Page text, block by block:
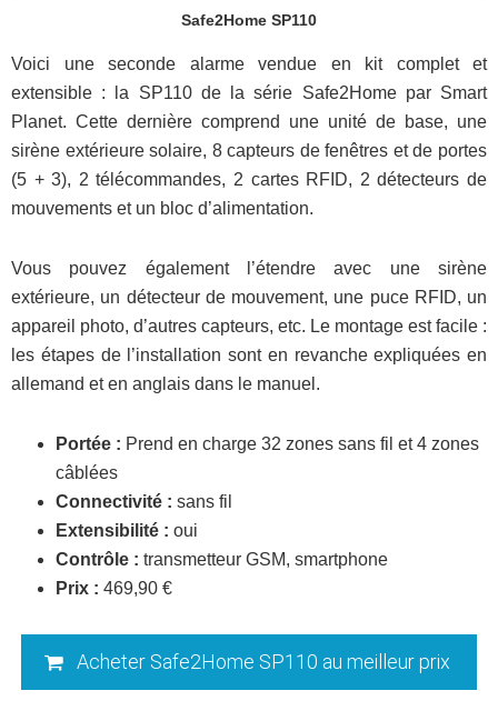
Safe2Home SP110
Voici une seconde alarme vendue en kit complet et
extensible : la SP110 de la série Safe2Home par Smart
Planet. Cette dernière comprend une unité de base, une
sirène extérieure solaire, 8 capteurs de fenêtres et de portes
(5 + 3), 2 télécommandes, 2 cartes RFID, 2 détecteurs de
mouvements et un bloc d’alimentation.
Vous pouvez également l’étendre avec une sirène
extérieure, un détecteur de mouvement, une puce RFID, un
appareil photo, d’autres capteurs, etc. Le montage est facile :
les étapes de l’installation sont en revanche expliquées en
allemand et en anglais dans le manuel.
Portée : Prend en charge 32 zones sans fil et 4 zones
câblées
Connectivité : sans fil
Extensibilité : oui
Contrôle : transmetteur GSM, smartphone
Prix : 469,90 €
Acheter Safe2Home SP110 au meilleur prix